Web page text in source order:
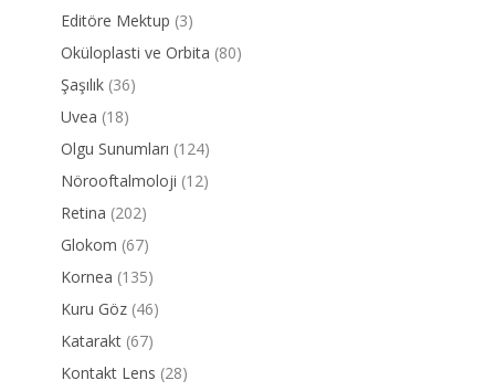
Editöre Mektup (3)
Oküloplasti ve Orbita (80)
Şaşılık (36)
Uvea (18)
Olgu Sunumları (124)
Nörooftalmoloji (12)
Retina (202)
Glokom (67)
Kornea (135)
Kuru Göz (46)
Katarakt (67)
Kontakt Lens (28)